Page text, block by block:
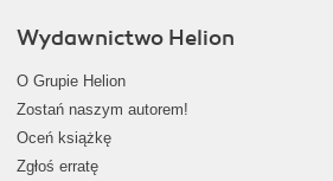
Wydawnictwo Helion
O Grupie Helion
Zostań naszym autorem!
Oceń książkę
Zgłoś erratę